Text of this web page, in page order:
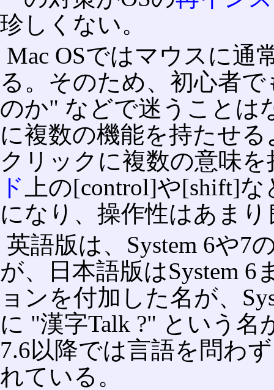
珍しくない。
Mac OSではマウスに通
る。そのため、初心者
のか" などで迷うことは
に複数の機能を持たせ
クリックに複数の意味
ド
上の[control]や[shift]
になり、操作性はあま
英語版は、System 6や7
が、日本語版はSystem
ョンを付加した名が、
に "漢字Talk ?" という
7.6以降では言語を問わ
れている。